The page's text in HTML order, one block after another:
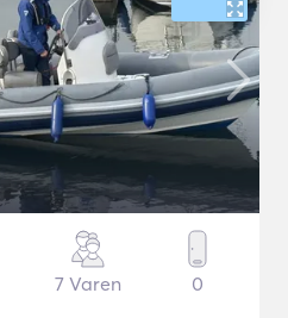
7 Varen 0